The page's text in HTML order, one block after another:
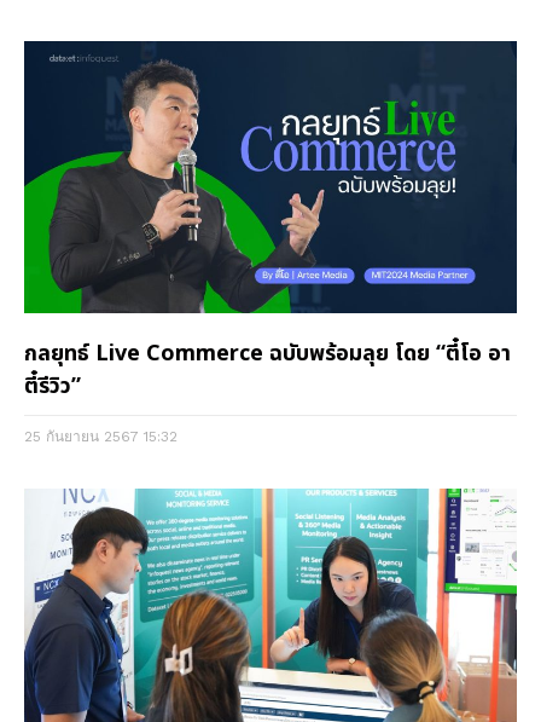
กลยุทธ์ Live Commerce ฉบับพร้อมลุย โดย “ตี๋โอ อา
ตี๋รีวิว”
25 กันยายน 2567 15:32